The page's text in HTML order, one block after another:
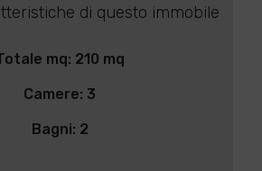
di questo immobile
mq: 210 mq
Camere: 3
Bagni: 2